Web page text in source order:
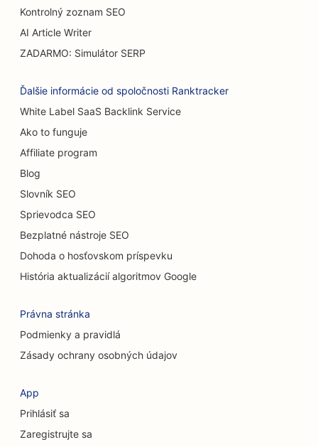
SEO pre popáleninových chirurgov
SEO pre kaviarne
SEO pre reštaurácie s príležitostným stravovaním
SEO pre predajne kobercov a podláh
SEO pre predajcov áut
SEO pre chiropraktikov
SEO pre mačacie kaviarne
SEO pre služby chemického peelingu
SEO pre obchody s oblečením
Kontrolný zoznam SEO
AI Article Writer
ZADARMO: Simulátor SERP
Ďalšie informácie od spoločnosti Ranktracker
White Label SaaS Backlink Service
Ako to funguje
Affiliate program
Blog
Slovník SEO
Sprievodca SEO
Bezplatné nástroje SEO
Dohoda o hosťovskom príspevku
História aktualizácií algoritmov Google
Právna stránka
Podmienky a pravidlá
Zásady ochrany osobných údajov
App
Prihlásiť sa
Zaregistrujte sa